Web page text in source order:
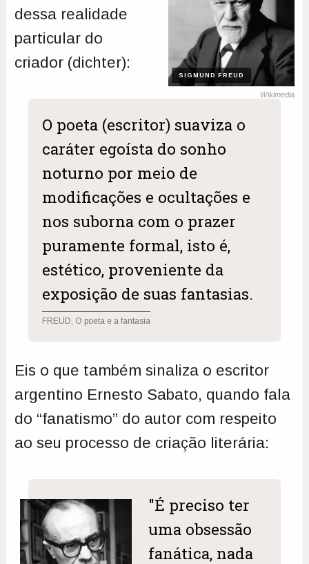
SIGMUND FREUD
Wikimedia
dessa realidade
particular do
criador (dichter):
O poeta (escritor) suaviza o
caráter egoísta do sonho
noturno por meio de
modificações e ocultações e
nos suborna com o prazer
puramente formal, isto é,
estético, proveniente da
exposição de suas fantasias.
FREUD, O poeta e a fantasia
Eis o que também sinaliza o escritor
argentino Ernesto Sabato, quando fala
do “fanatismo” do autor com respeito
ao seu processo de criação literária:
"É preciso ter
uma obsessão
fanática, nada